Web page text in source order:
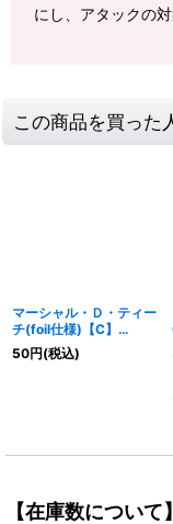
にし、アタックの
この商品を買った
マーシャル・Ｄ・ティー
チ(foil仕様)【C】
{ST17-005}
50円(税込)
【在庫数について】